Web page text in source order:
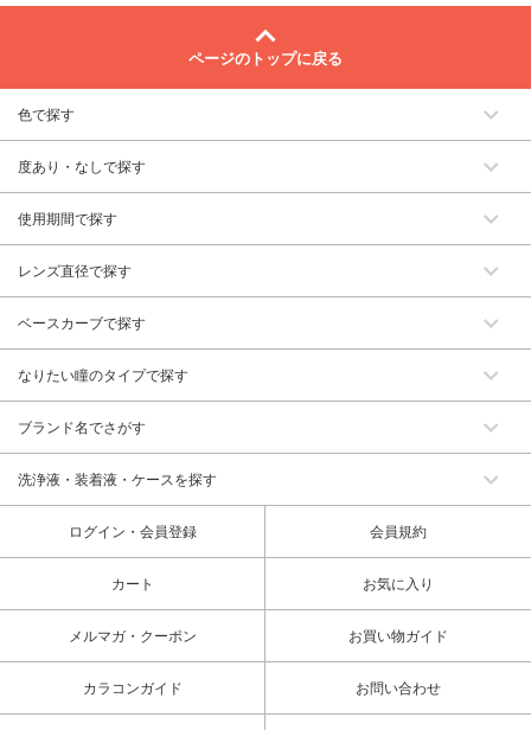
ページのトップに戻る
色で探す
度あり・なしで探す
使用期間で探す
レンズ直径で探す
ベースカーブで探す
なりたい瞳のタイプで探す
ブランド名でさがす
洗浄液・装着液・ケースを探す
ログイン・会員登録 会員規約
カート お気に入り
メルマガ・クーポン お買い物ガイド
カラコンガイド お問い合わせ